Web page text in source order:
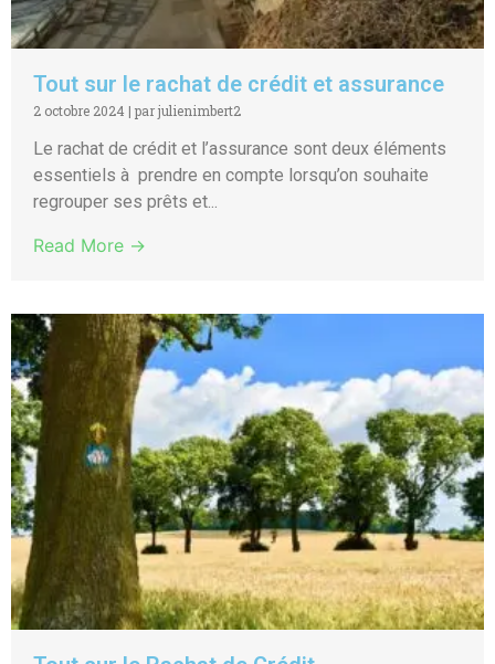
Tout sur le rachat de crédit et assurance
2 octobre 2024 | par julienimbert2
Le rachat de crédit et l’assurance sont deux éléments
essentiels à prendre en compte lorsqu’on souhaite
regrouper ses prêts et...
Read More →